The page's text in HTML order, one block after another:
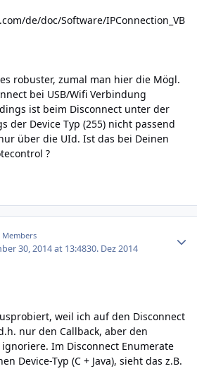
de/doc/Software/IPConnection_VB
robuster, zumal man hier die Mögl.
bei USB/Wifi Verbindung
ist beim Disconnect unter der
der Device Typ (255) nicht passend
über die UId. Ist das bei Deinen
?
Members
30, 2014 at 13:4830. Dez 2014
weil ich auf den Disconnect
nur den Callback, aber den
Im Disconnect Enumerate
Device-Typ (C + Java), sieht das z.B.